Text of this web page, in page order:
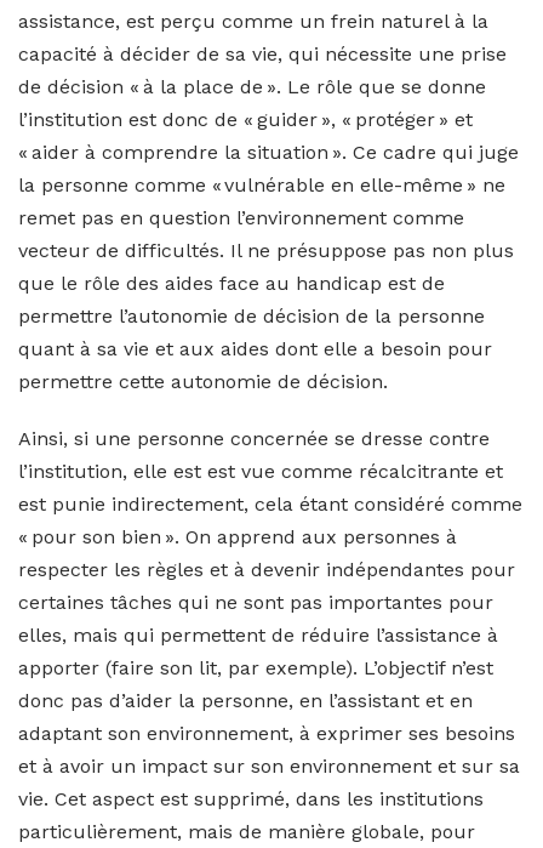
assistance, est perçu comme un frein naturel à la
capacité à décider de sa vie, qui nécessite une prise
de décision « à la place de ». Le rôle que se donne
l’institution est donc de « guider », « protéger » et
« aider à comprendre la situation ». Ce cadre qui juge
la personne comme « vulnérable en elle-même » ne
remet pas en question l’environnement comme
vecteur de difficultés. Il ne présuppose pas non plus
que le rôle des aides face au handicap est de
permettre l’autonomie de décision de la personne
quant à sa vie et aux aides dont elle a besoin pour
permettre cette autonomie de décision.
Ainsi, si une personne concernée se dresse contre
l’institution, elle est est vue comme récalcitrante et
est punie indirectement, cela étant considéré comme
« pour son bien ». On apprend aux personnes à
respecter les règles et à devenir indépendantes pour
certaines tâches qui ne sont pas importantes pour
elles, mais qui permettent de réduire l’assistance à
apporter (faire son lit, par exemple). L’objectif n’est
donc pas d’aider la personne, en l’assistant et en
adaptant son environnement, à exprimer ses besoins
et à avoir un impact sur son environnement et sur sa
vie. Cet aspect est supprimé, dans les institutions
particulièrement, mais de manière globale, pour